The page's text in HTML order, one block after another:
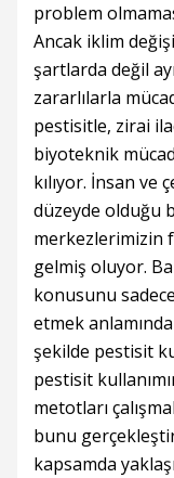
problem
Ancak iklim
şartlarda değil
zararlılarla
pestisitle, zirai
biyoteknik
kılıyor. İnsan ve
düzeyde olduğu
merkezlerimizin
gelmiş oluyor.
konusunu
etmek
şekilde pestisit
pestisit
metotları
bunu
kapsamda